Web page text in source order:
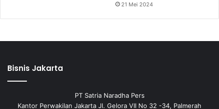
21 Mei 2024
Bisnis Jakarta
PT Satria Naradha Pers
Kantor Perwakilan Jakarta Jl. Gelora VII No 32 -34, Palmerah